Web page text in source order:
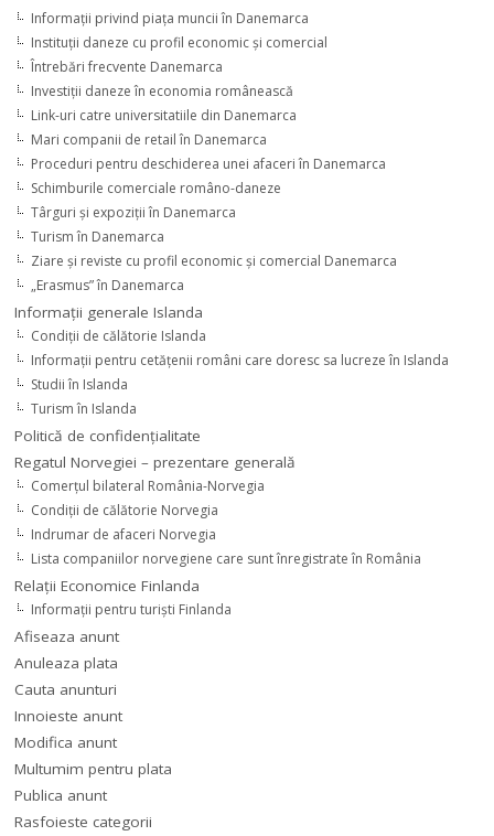
Informaţii privind piaţa muncii în Danemarca
Instituţii daneze cu profil economic şi comercial
Întrebări frecvente Danemarca
Investiţii daneze în economia românească
Link-uri catre universitatiile din Danemarca
Mari companii de retail în Danemarca
Proceduri pentru deschiderea unei afaceri în Danemarca
Schimburile comerciale româno-daneze
Târguri şi expoziţii în Danemarca
Turism în Danemarca
Ziare şi reviste cu profil economic şi comercial Danemarca
„Erasmus” în Danemarca
Informaţii generale Islanda
Condiţii de călătorie Islanda
Informaţii pentru cetăţenii români care doresc sa lucreze în Islanda
Studii în Islanda
Turism în Islanda
Politică de confidențialitate
Regatul Norvegiei – prezentare generală
Comerţul bilateral România-Norvegia
Condiții de călătorie Norvegia
Indrumar de afaceri Norvegia
Lista companiilor norvegiene care sunt înregistrate în România
Relaţii Economice Finlanda
Informaţii pentru turişti Finlanda
Afiseaza anunt
Anuleaza plata
Cauta anunturi
Innoieste anunt
Modifica anunt
Multumim pentru plata
Publica anunt
Rasfoieste categorii